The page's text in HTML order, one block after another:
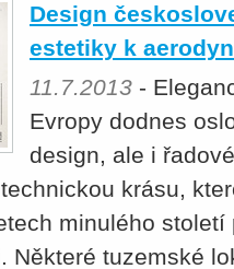
Design
estetiky k
11.7.2013 -
Evropy dodnes
design, ale i
krásu,
minulého
Některé tuzemské